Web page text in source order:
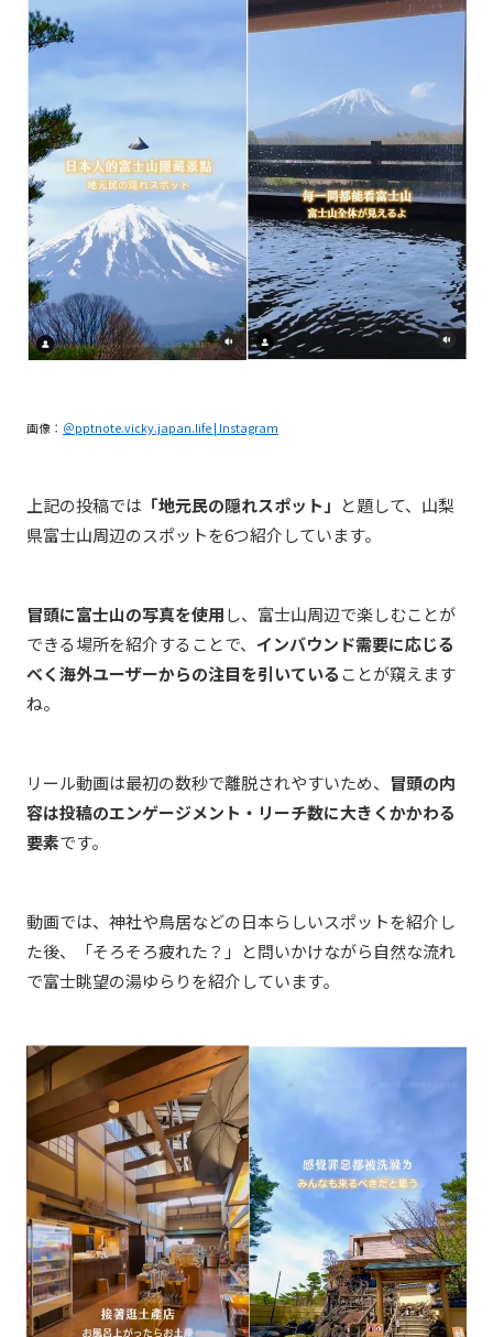
画像： ＠pptnote.vicky.japan.life | Instagram
上記の投稿では 「地元民の隠れスポット」 と題して、山梨
県富士山周辺のスポットを6つ紹介しています。
冒頭に富士山の写真を使用し、富士山周辺で楽しむことが
できる場所を紹介することで、 インバウンド需要に応じる
べく海外ユーザーからの注目を引いていることが窺えます
ね。
リール動画は最初の数秒で離脱されやすいため、 冒頭の内
容は投稿のエンゲージメント・リーチ数に大きくかかわる
要素です。
動画では、神社や鳥居などの日本らしいスポットを紹介し
た後、「そろそろ疲れた？」と問いかけながら自然な流れ
で富士眺望の湯ゆらりを紹介しています。